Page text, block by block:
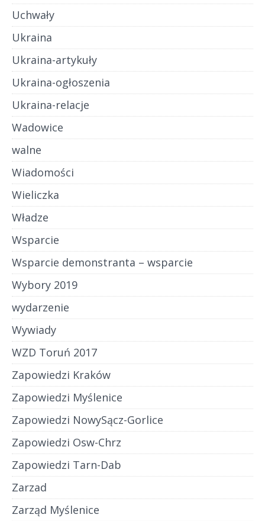
Uchwały
Ukraina
Ukraina-artykuły
Ukraina-ogłoszenia
Ukraina-relacje
Wadowice
walne
Wiadomości
Wieliczka
Władze
Wsparcie
Wsparcie demonstranta – wsparcie
Wybory 2019
wydarzenie
Wywiady
WZD Toruń 2017
Zapowiedzi Kraków
Zapowiedzi Myślenice
Zapowiedzi NowySącz-Gorlice
Zapowiedzi Osw-Chrz
Zapowiedzi Tarn-Dab
Zarzad
Zarząd Myślenice